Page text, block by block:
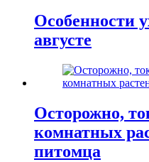
Особенности
августе
Осторожно,
комнатных
питомца